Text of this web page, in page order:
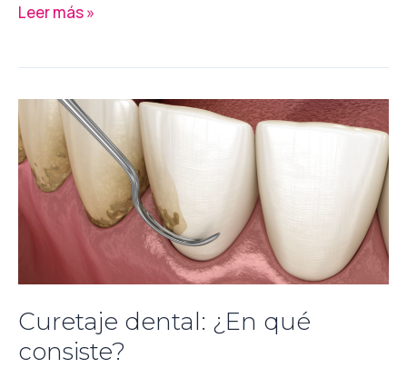
Leer más »
Curetaje dental: ¿En qué
consiste?
Curetaje
dental:
¿En
qué
consiste?